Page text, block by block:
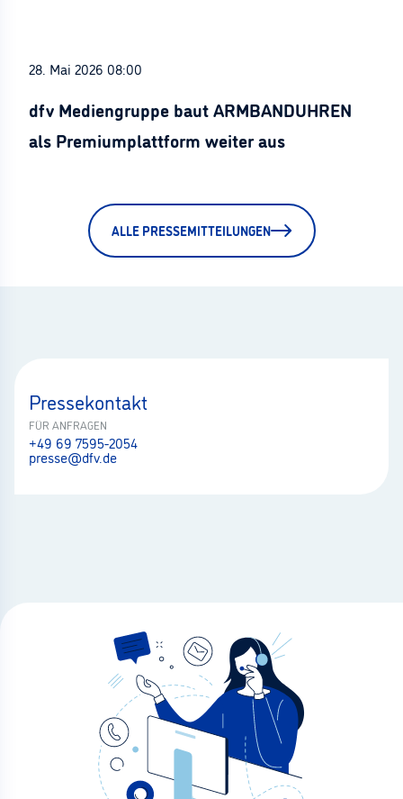
28. Mai 2026 08:00
dfv Mediengruppe baut ARMBANDUHREN
als Premiumplattform weiter aus
ALLE PRESSEMITTEILUNGEN
Pressekontakt
FÜR ANFRAGEN
+49 69 7595-2054
presse@dfv.de